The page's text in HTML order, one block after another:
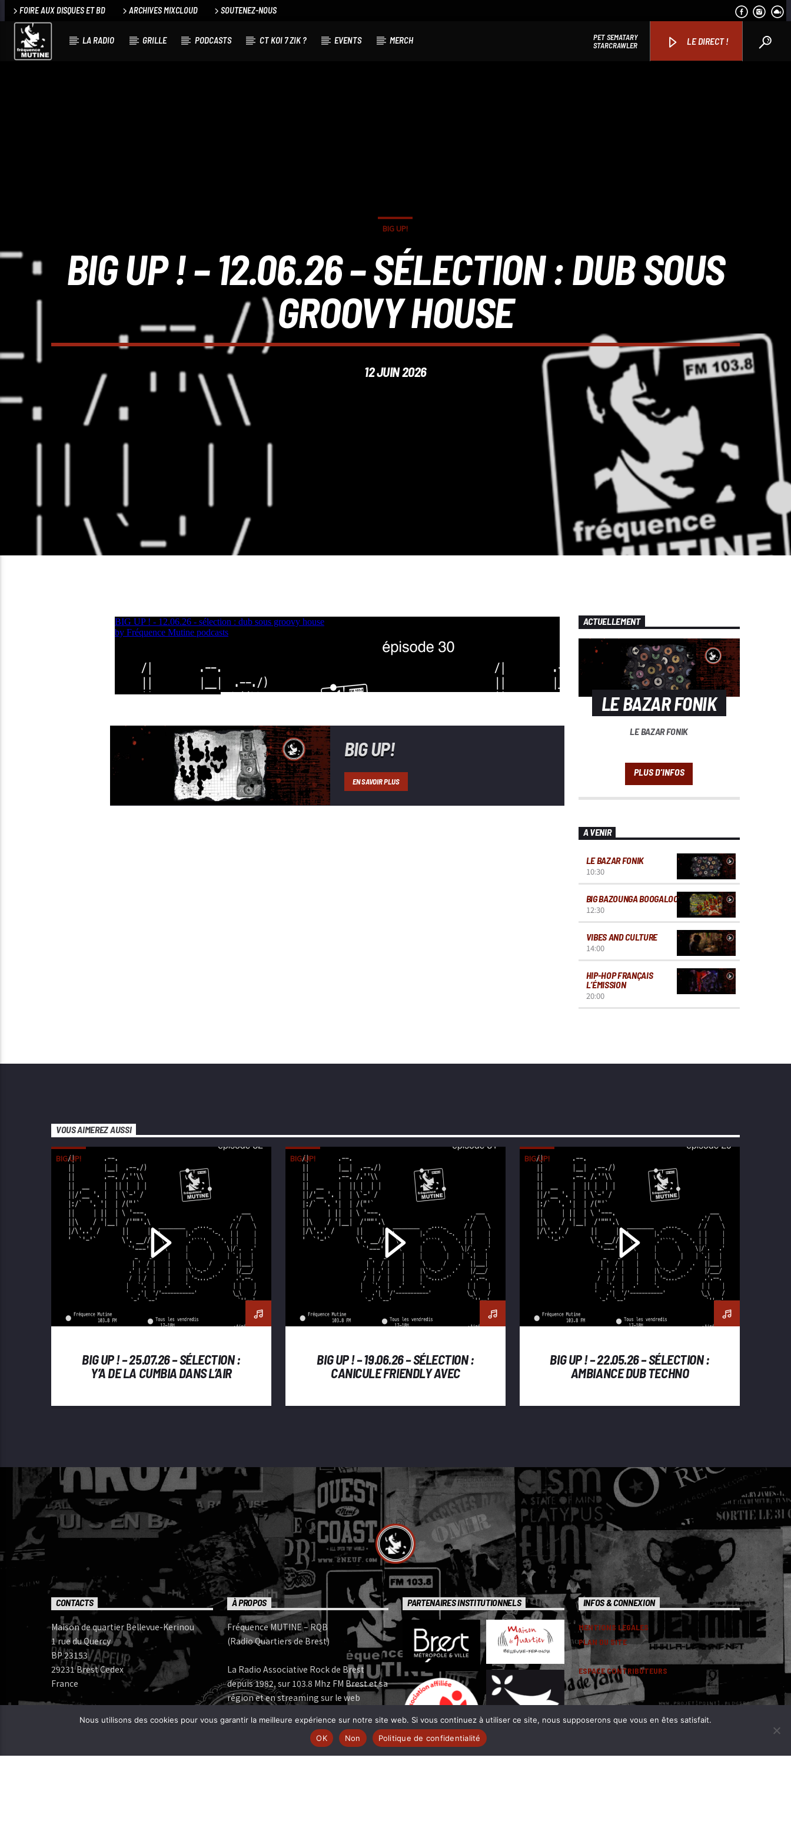
FOIRE AUX DISQUES ET BD ARCHIVES MIXCLOUD SOUTENEZ-NOUS
LA RADIO GRILLE PODCASTS CT KOI 7 ZIK ? EVENTS MERCH LE DIRECT !
PET SEMATARY
STARCRAWLER
BIG UP!
BIG UP ! – 12.06.26 – SÉLECTION : DUB SOUS
GROOVY HOUSE
12 JUIN 2026
BIG UP!
EN SAVOIR PLUS
ACTUELLEMENT
LE BAZAR FONIK
LE BAZAR FONIK
A VENIR
LE BAZAR FONIK
10:30
BIG BAZOUNGA BOOGALOO
12:30
VIBES AND CULTURE
14:00
HIP-HOP FRANÇAIS
L’ÉMISSION
20:00
VOUS AIMEREZ AUSSI
BIG UP!
BIG UP ! – 25.07.26 – SÉLECTION :
Y’A DE LA CUMBIA DANS L’AIR
BIG UP!
BIG UP ! – 19.06.26 – SÉLECTION :
CANICULE FRIENDLY AVEC
BIG UP!
BIG UP ! – 22.05.26 – SÉLECTION :
AMBIANCE DUB TECHNO
CONTACTS
Maison de quartier Bellevue-Kerinou
1 rue du Quercy
BP 23153
29231 Brest Cedex
France
Bureau: 02 98 05 07 96
Mail:
À PROPOS
Fréquence MUTINE – RQB
(Radio Quartiers de Brest)
La Radio Associative Rock de Brest
depuis 1982, sur 103.8 Mhz FM Brest et sa
région et en streaming sur le web
Fréquence MUTINE est membre:
FERAROCK | www.ferarock.org |
CORLAB | www.corlab.org|
PARTENAIRES INSTITUTIONNELS INFOS & CONNEXION
MENTIONS LEGALES
PLAN DU SITE
ESPACE CONTRIBUTEURS
Nous utilisons des cookies pour vous garantir la meilleure expérience sur notre site web. Si vous continuez à utiliser ce site, nous supposerons que vous en êtes satisfait.
OK
Non Politique de confidentialité